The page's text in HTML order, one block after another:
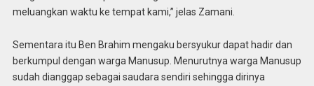
meluangkan waktu ke tempat kami,” jelas Zamani.
Sementara itu Ben Brahim mengaku bersyukur dapat hadir dan
berkumpul dengan warga Manusup. Menurutnya warga Manusup
sudah dianggap sebagai saudara sendiri sehingga dirinya